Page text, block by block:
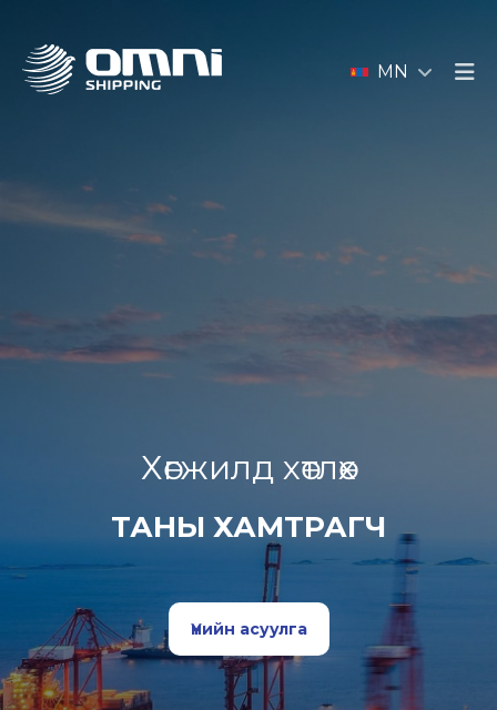
MN
Хөгжилд хөтлөх
ТАНЫ ХАМТРАГЧ
Үнийн асуулга